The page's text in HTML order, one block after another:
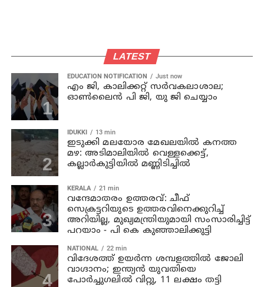
LATEST
EDUCATION NOTIFICATION Just now
എം ജി, കാലിക്കറ്റ് സർവകലാശാല;
ഓൺലൈൻ പി ജി, യു ജി ചെയ്യാം
IDUKKI 13 min
ഇടുക്കി മലയോര മേഖലയിൽ കനത്ത
മഴ: അടിമാലിയിൽ വെള്ളക്കെട്ട്,
കല്ലാർകുട്ടിയിൽ മണ്ണിടിച്ചിൽ
KERALA 21 min
വന്ദേമാതരം ഉത്തരവ്: ചീഫ്
സെക്രട്ടറിയുടെ ഉത്തരവിനെക്കുറിച്ച്
അറിയില്ല, മുഖ്യമന്ത്രിയുമായി സംസാരിച്ചിട്ട്
പറയാം - പി കെ കുഞ്ഞാലിക്കുട്ടി
NATIONAL 22 min
വിദേശത്ത് ഉയർന്ന ശമ്പളത്തിൽ ജോലി
വാഗ്ദാനം; ഇന്ത്യൻ യുവതിയെ
പോർച്ചുഗലിൽ വിറ്റു, 11 ലക്ഷം തട്ടി